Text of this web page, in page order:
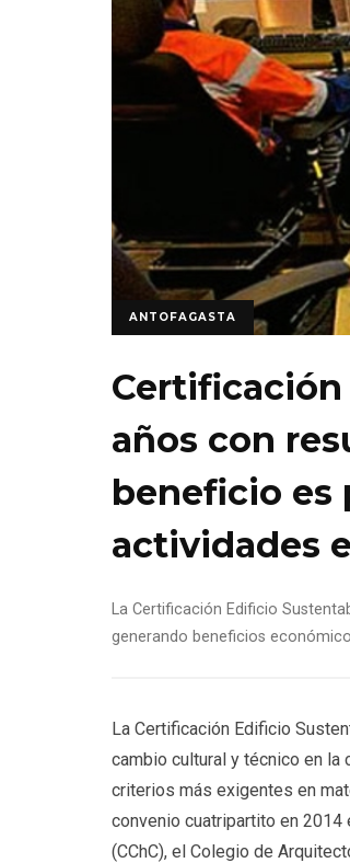
ANTOFAGASTA
Certificación
años con
beneficio es
actividades
La Certificación Edificio
generando beneficios
La Certificación Edificio
cambio cultural y técnico en la
criterios más exigentes en
convenio cuatripartito en 2014
(CChC), el Colegio de